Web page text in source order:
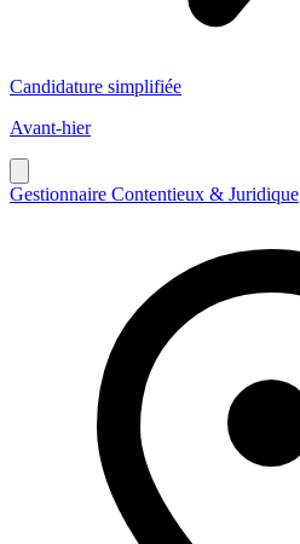
Candidature simplifiée
Avant-hier
Gestionnaire Contentieux & Juridique